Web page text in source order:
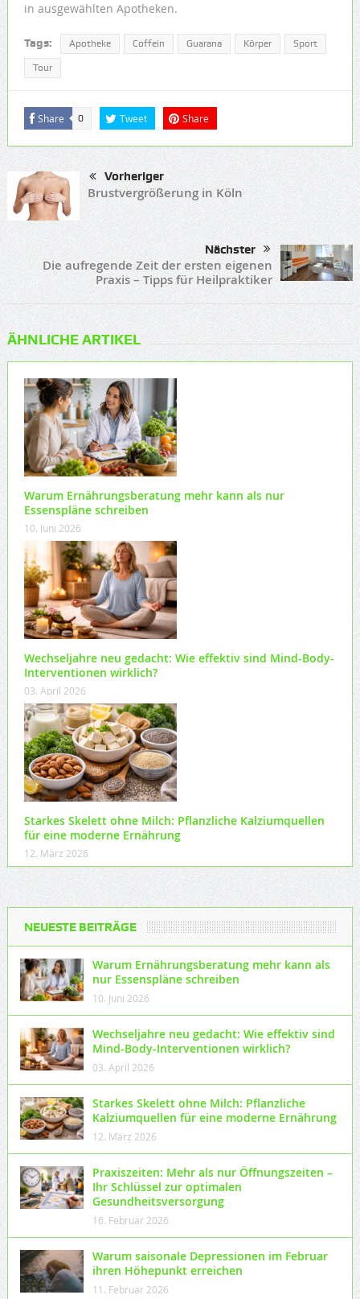
in ausgewählten Apotheken.
Tags: Apotheke Coffein Guarana Körper Sport
Tour
Share 0 Tweet Share
Vorheriger
Brustvergrößerung in Köln
Nächster
Die aufregende Zeit der ersten eigenen
Praxis – Tipps für Heilpraktiker
ÄHNLICHE ARTIKEL
Warum Ernährungsberatung mehr kann als nur
Essenspläne schreiben
10. Juni 2026
Wechseljahre neu gedacht: Wie effektiv sind Mind-Body-
Interventionen wirklich?
03. April 2026
Starkes Skelett ohne Milch: Pflanzliche Kalziumquellen
für eine moderne Ernährung
12. März 2026
NEUESTE BEITRÄGE
Warum Ernährungsberatung mehr kann als
nur Essenspläne schreiben
10. Juni 2026
Wechseljahre neu gedacht: Wie effektiv sind
Mind-Body-Interventionen wirklich?
03. April 2026
Starkes Skelett ohne Milch: Pflanzliche
Kalziumquellen für eine moderne Ernährung
12. März 2026
Praxiszeiten: Mehr als nur Öffnungszeiten –
Ihr Schlüssel zur optimalen
Gesundheitsversorgung
16. Februar 2026
Warum saisonale Depressionen im Februar
ihren Höhepunkt erreichen
11. Februar 2026